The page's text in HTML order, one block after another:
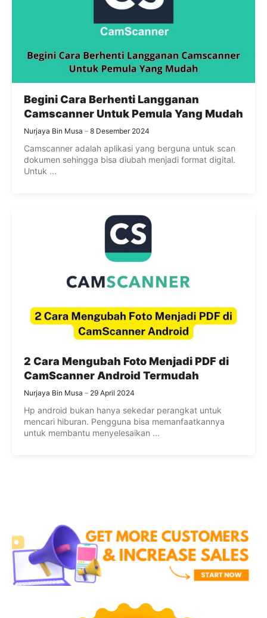
Begini Cara Berhenti Langganan
Camscanner Untuk Pemula Yang Mudah
Nurjaya Bin Musa 8 Desember 2024
Camscanner adalah aplikasi yang berguna untuk scan
dokumen sehingga bisa diubah menjadi format digital.
Untuk ...
2 Cara Mengubah Foto Menjadi PDF di
CamScanner Android Termudah
Nurjaya Bin Musa 29 April 2024
Hp android bukan hanya sekedar perangkat untuk
mencari hiburan. Pengguna bisa memanfaatkannya
untuk membantu menyelesaikan ...